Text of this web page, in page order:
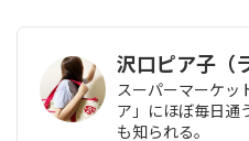
沢口ピア子（
スーパーマーケッ
ア」にほぼ毎日通
も知られる。